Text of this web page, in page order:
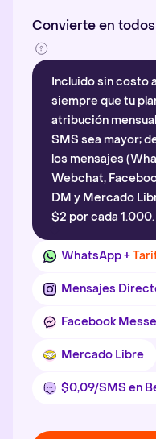
Convierte en
Incluido sin costo
siempre que tu
atribución
SMS sea mayor;
los mensajes
Webchat,
DM y Mercado
$2 por cada 1.000.
WhatsApp +
Mensajes
Facebook
Mercado Libre
$0,09/SMS en